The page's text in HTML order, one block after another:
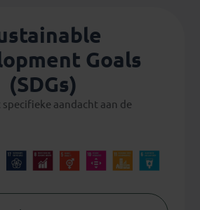
Goals
(SDGs)
aandacht aan de